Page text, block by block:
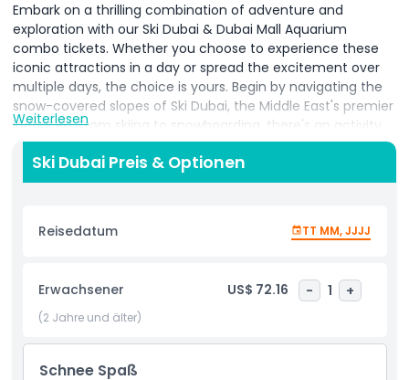
Embark on a thrilling combination of adventure and
exploration with our Ski Dubai & Dubai Mall Aquarium
combo tickets. Whether you choose to experience these
iconic attractions in a day or spread the excitement over
multiple days, the choice is yours. Begin by navigating the
snow-covered slopes of Ski Dubai, the Middle East's premier
indoor ski. From skiing to snowboarding, there's an activity
for every level. Later, immerse yourself in the captivating
underwater world of the Dubai Mall Aquarium, featuring a
vast array of marine life. Our combo tickets provide the
ensuring an unforgettable time in Dubai.
The tickets have a minimum validity from 14 days to
90 days, allowing for single-use on different days.
The exact validity date will be indicated on the
ticket.
Weiterlesen
Ski Dubai Preis & Optionen
Reisedatum TT MM, JJJJ
Erwachsener US$ 72.16 - 1 +
(2 Jahre und älter)
Schnee Spaß